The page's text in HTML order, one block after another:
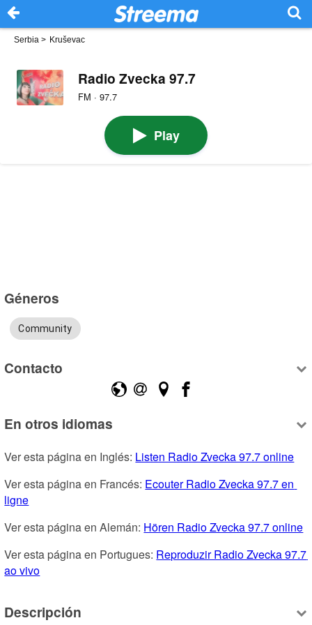
Serbia > Kruševac
Radio Zvecka 97.7
FM · 97.7
Play
Géneros
Community
Contacto
En otros idiomas
Ver esta página en Inglés: Listen Radio Zvecka 97.7 online
Ver esta página en Francés: Ecouter Radio Zvecka 97.7 en
ligne
Ver esta página en Alemán: Hören Radio Zvecka 97.7 online
Ver esta página en Portugues: Reproduzir Radio Zvecka 97.7
ao vivo
Descripción